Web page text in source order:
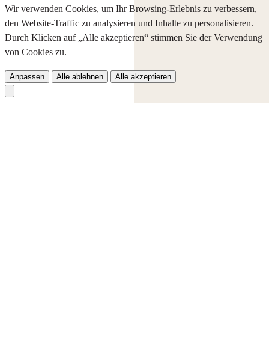
Wir verwenden Cookies, um Ihr Browsing-Erlebnis zu verbessern,
den Website-Traffic zu analysieren und Inhalte zu personalisieren.
Durch Klicken auf „Alle akzeptieren“ stimmen Sie der Verwendung
von Cookies zu.
Anpassen Alle ablehnen Alle akzeptieren